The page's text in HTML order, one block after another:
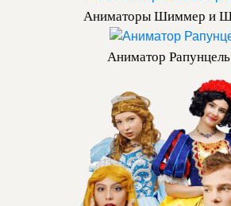
Аниматоры Шиммер и
Аниматор Рапунцель